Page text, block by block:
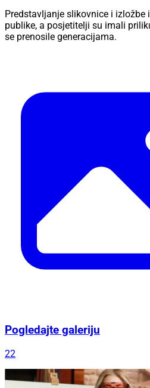
Predstavljanje slikovnice i izložbe
publike, a posjetitelji su imali
se prenosile generacijama.
Pogledajte galeriju
22